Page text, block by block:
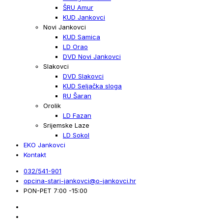
ŠRU Amur
KUD Jankovci
Novi Jankovci
KUD Samica
LD Orao
DVD Novi Jankovci
Slakovci
DVD Slakovci
KUD Seljačka sloga
RU Šaran
Orolik
LD Fazan
Srijemske Laze
LD Sokol
EKO Jankovci
Kontakt
032/541-901
opcina-stari-jankovci@o-jankovci.hr
PON-PET 7:00 -15:00